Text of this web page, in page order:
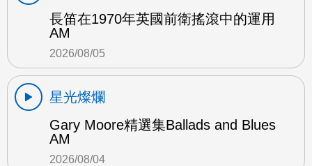
長笛在1970年英國前衛搖滾中的運用
AM
2026/08/05
星光燦爛
Gary Moore精選集Ballads and Blues
AM
2026/08/04